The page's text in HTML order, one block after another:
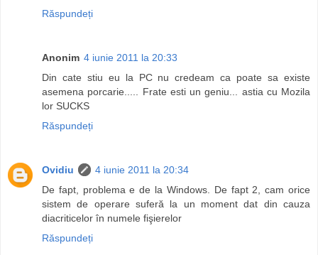
Răspundeți
Anonim 4 iunie 2011 la 20:33
Din cate stiu eu la PC nu credeam ca poate sa existe
asemena porcarie..... Frate esti un geniu... astia cu Mozila
lor SUCKS
Răspundeți
Ovidiu
4 iunie 2011 la 20:34
De fapt, problema e de la Windows. De fapt 2, cam orice
sistem de operare suferă la un moment dat din cauza
diacriticelor în numele fişierelor
Răspundeți